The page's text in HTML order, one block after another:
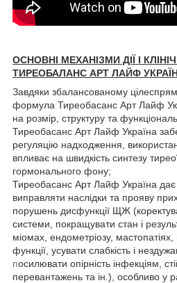
ОСНОВНІ МЕХАНІЗМИ ДІЇ І
ТИРЕОБАЛАНС АРТ ЛАЙФ
Завдяки збалансованому
формула Тиреобасанс Арт Лайф
на розмір, структуру та
Тиреобасанс Арт Лайф Україна
регуляцію надходження,
впливає на швидкість синтезу
гормонального фону;
Тиреобасанс Арт Лайф Україна дає
виправляти наслідки та прояву
порушень дисфункції ЩЖ
системи, покращувати стан і
міомах, ендометріозу, мастопатіях,
функції, усувати слабкість і
посилювати опірність інфекціям,
перевантажень та ін.), особливо у